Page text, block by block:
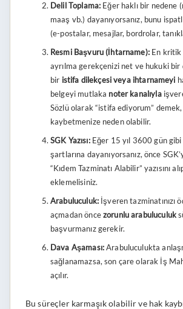
Delil Toplama: Eğer haklı bir nedene
maaş vb.) dayanıyorsanız, bunu
(e-postalar, mesajlar, bordrolar,
Resmi Başvuru (İhtarname):En kritik
ayrılma gerekçenizi net ve hukuki bir
bir istifa dilekçesi veya ihtarnameyi
belgeyi mutlaka noter kanalıyla
Sözlü olarak “istifa ediyorum” demek,
kaybetmenize neden olabilir.
SGK Yazısı:Eğer 15 yıl 3600 gün
şartlarına dayanıyorsanız, önce
“Kıdem Tazminatı Alabilir” yazısını
eklemelisiniz.
Arabuluculuk:İşveren tazminatınızı
açmadan öncezorunlu arabuluculuk
başvurmanız gerekir.
Dava Aşaması:Arabuluculukta
sağlanamazsa, son çare olarak İş
açılır.
Bu süreçler karmaşık olabilir ve hak